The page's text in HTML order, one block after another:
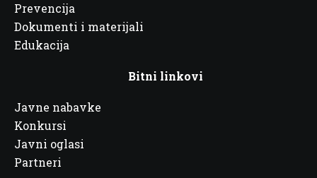
Prevencija
Dokumenti i materijali
Edukacija
Bitni linkovi
Javne nabavke
Konkursi
Javni oglasi
Partneri